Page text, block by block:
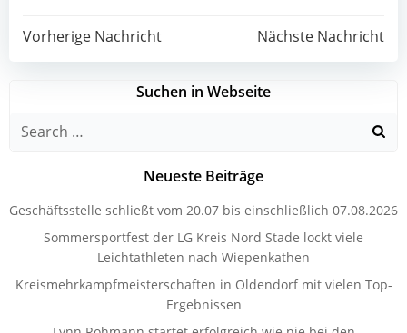
Post
navigation
Vorherige Nachricht
Post
navigation
Nächste Nachricht
Suchen in Webseite
Search
Neueste Beiträge
Geschäftsstelle schließt vom 20.07 bis einschließlich 07.08.2026
Sommersportfest der LG Kreis Nord Stade lockt viele
Leichtathleten nach Wiepenkathen
Kreismehrkampfmeisterschaften in Oldendorf mit vielen Top-
Ergebnissen